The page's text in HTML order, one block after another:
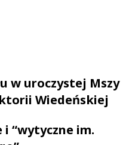
w uroczystej Mszy
Wiedeńskiej
“wytyczne im.